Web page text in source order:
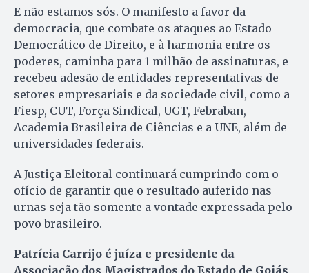
E não estamos sós. O manifesto a favor da
democracia, que combate os ataques ao Estado
Democrático de Direito, e à harmonia entre os
poderes, caminha para 1 milhão de assinaturas, e
recebeu adesão de entidades representativas de
setores empresariais e da sociedade civil, como a
Fiesp, CUT, Força Sindical, UGT, Febraban,
Academia Brasileira de Ciências e a UNE, além de
universidades federais.
A Justiça Eleitoral continuará cumprindo com o
ofício de garantir que o resultado auferido nas
urnas seja tão somente a vontade expressada pelo
povo brasileiro.
Patrícia Carrijo é juíza e presidente da